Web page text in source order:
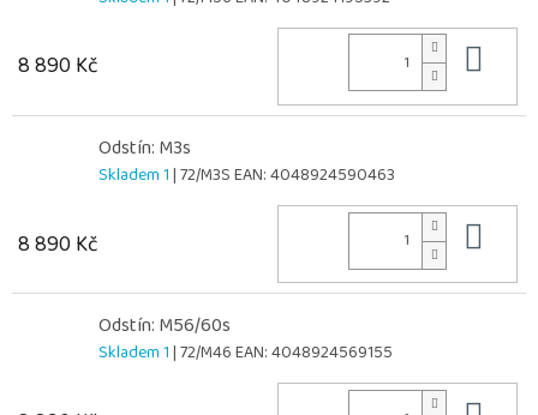
8 890 Kč
Odstín: M3s
Skladem 1| 72/M3SEAN:4048924590463
8 890 Kč
Odstín: M56/60s
Skladem 1| 72/M46EAN:4048924569155